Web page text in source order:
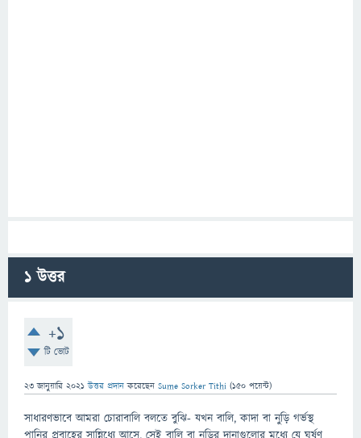
1উত্তর
+1
টি ভোট
23 জানুয়ারি 2021 উত্তর প্রদান করেছেন Sume Sorker Tithi (150 পয়েন্ট)
সাধারণভাবে আমরা চোরাবালি বলতে বুঝি- যখন বালি, কাদা বা নুড়ি গর্ভস্থ